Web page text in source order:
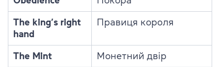
The king’s right
hand
Правиця короля
The Mint Монетний двір